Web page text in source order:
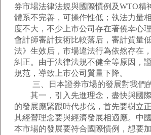
券市場法律法規與國際慣例及WTO精
體系不完善，可操作性低；執法力量
度不大，不少上市公司存在著僥幸心
會計師審計技術比較落后，審計質量
法》生效后，市場違法行為依然存在
糾正。由于法律法規不健全等原因，
規范，導致上市公司質量下降。
三、日本證券市場的發展對我們
其一，引入先進理念，盡快與國際
的發展應緊跟時代步伐，首先要樹立
其經營理念要與經濟發展相適應。中
本市場的發展要符合國際慣例，想要